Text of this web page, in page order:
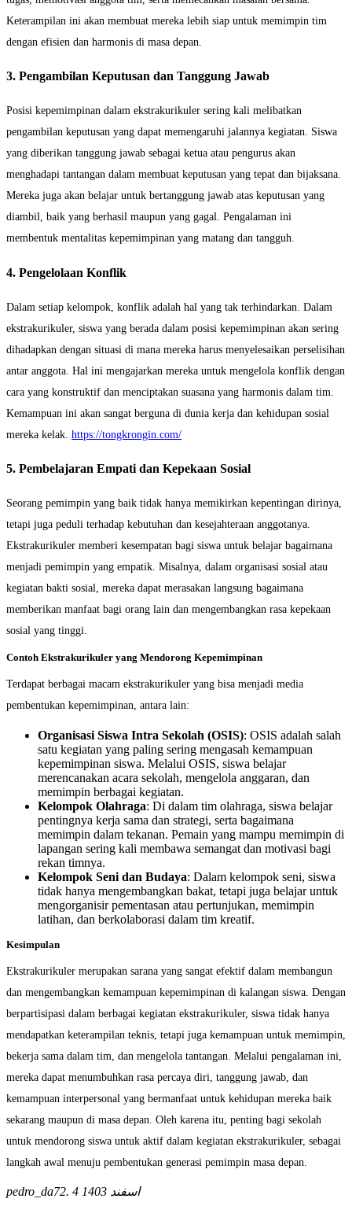
Keterampilan ini akan membuat mereka lebih siap untuk memimpin tim
dengan efisien dan harmonis di masa depan.
3. Pengambilan Keputusan dan Tanggung Jawab
Posisi kepemimpinan dalam ekstrakurikuler sering kali melibatkan
pengambilan keputusan yang dapat memengaruhi jalannya kegiatan. Siswa
yang diberikan tanggung jawab sebagai ketua atau pengurus akan
menghadapi tantangan dalam membuat keputusan yang tepat dan bijaksana.
Mereka juga akan belajar untuk bertanggung jawab atas keputusan yang
diambil, baik yang berhasil maupun yang gagal. Pengalaman ini
membentuk mentalitas kepemimpinan yang matang dan tangguh.
4. Pengelolaan Konflik
Dalam setiap kelompok, konflik adalah hal yang tak terhindarkan. Dalam
ekstrakurikuler, siswa yang berada dalam posisi kepemimpinan akan sering
dihadapkan dengan situasi di mana mereka harus menyelesaikan perselisihan
antar anggota. Hal ini mengajarkan mereka untuk mengelola konflik dengan
cara yang konstruktif dan menciptakan suasana yang harmonis dalam tim.
Kemampuan ini akan sangat berguna di dunia kerja dan kehidupan sosial
mereka kelak. https://tongkrongin.com/
5. Pembelajaran Empati dan Kepekaan Sosial
Seorang pemimpin yang baik tidak hanya memikirkan kepentingan dirinya,
tetapi juga peduli terhadap kebutuhan dan kesejahteraan anggotanya.
Ekstrakurikuler memberi kesempatan bagi siswa untuk belajar bagaimana
menjadi pemimpin yang empatik. Misalnya, dalam organisasi sosial atau
kegiatan bakti sosial, mereka dapat merasakan langsung bagaimana
memberikan manfaat bagi orang lain dan mengembangkan rasa kepekaan
sosial yang tinggi.
Contoh Ekstrakurikuler yang Mendorong Kepemimpinan
Terdapat berbagai macam ekstrakurikuler yang bisa menjadi media
pembentukan kepemimpinan, antara lain:
Organisasi Siswa Intra Sekolah (OSIS): OSIS adalah salah
satu kegiatan yang paling sering mengasah kemampuan
kepemimpinan siswa. Melalui OSIS, siswa belajar
merencanakan acara sekolah, mengelola anggaran, dan
memimpin berbagai kegiatan.
Kelompok Olahraga: Di dalam tim olahraga, siswa belajar
pentingnya kerja sama dan strategi, serta bagaimana
memimpin dalam tekanan. Pemain yang mampu memimpin di
lapangan sering kali membawa semangat dan motivasi bagi
rekan timnya.
Kelompok Seni dan Budaya: Dalam kelompok seni, siswa
tidak hanya mengembangkan bakat, tetapi juga belajar untuk
mengorganisir pementasan atau pertunjukan, memimpin
latihan, dan berkolaborasi dalam tim kreatif.
Kesimpulan
Ekstrakurikuler merupakan sarana yang sangat efektif dalam membangun
dan mengembangkan kemampuan kepemimpinan di kalangan siswa. Dengan
berpartisipasi dalam berbagai kegiatan ekstrakurikuler, siswa tidak hanya
mendapatkan keterampilan teknis, tetapi juga kemampuan untuk memimpin,
bekerja sama dalam tim, dan mengelola tantangan. Melalui pengalaman ini,
mereka dapat menumbuhkan rasa percaya diri, tanggung jawab, dan
kemampuan interpersonal yang bermanfaat untuk kehidupan mereka baik
sekarang maupun di masa depan. Oleh karena itu, penting bagi sekolah
untuk mendorong siswa untuk aktif dalam kegiatan ekstrakurikuler, sebagai
langkah awal menuju pembentukan generasi pemimpin masa depan.
pedro_da72. 4 اسفند 1403